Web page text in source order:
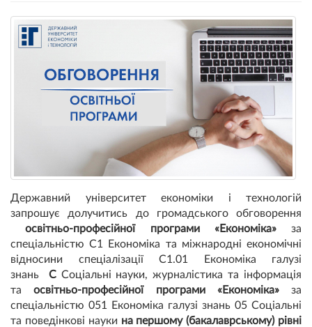
Державний університет економіки і технологій
запрошує долучитись до громадського обговорення
освітньо-професійної програми «Економіка» за
спеціальністю С1 Економіка та міжнародні економічні
відносини спеціалізації С1.01 Економіка галузі
знань
С Соціальні науки, журналістика та інформація
таосвітньо-професійної програми «Економіка» за
спеціальністю 051 Економіка галузі знань 05 Соціальні
та поведінкові науки на першому (бакалаврському) рівні